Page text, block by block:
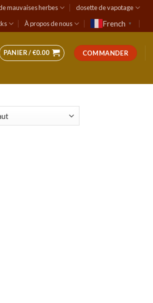
mauvaises herbes
dosette de vapotage
À propos de nous French ▼
PANIER /€0.00 COMMANDER